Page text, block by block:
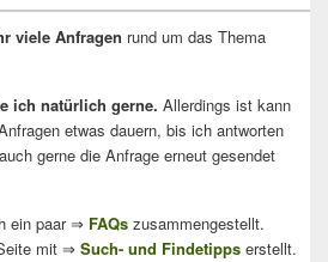
viele Anfragen rund um das Thema
ich natürlich gerne. Allerdings ist kann
etwas dauern, bis ich antworten
gerne die Anfrage erneut gesendet
ein paar ⇒ FAQs zusammengestellt.
mit ⇒ Such- und Findetipps erstellt.